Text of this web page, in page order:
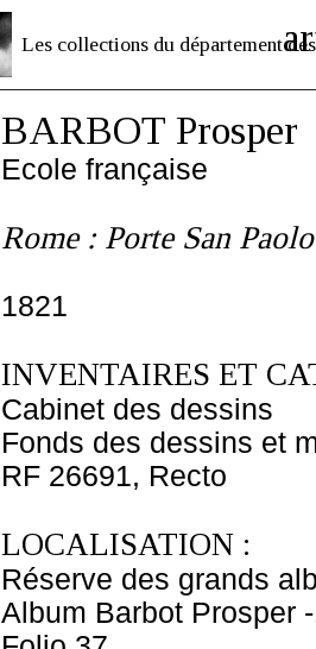
Les collections du département des
BARBOT Prosper
Ecole française
Rome : Porte San
1821
INVENTAIRES ET
Cabinet des dessins
Fonds des dessins et
RF 26691, Recto
LOCALISATION :
Réserve des grands
Album Barbot Prosper